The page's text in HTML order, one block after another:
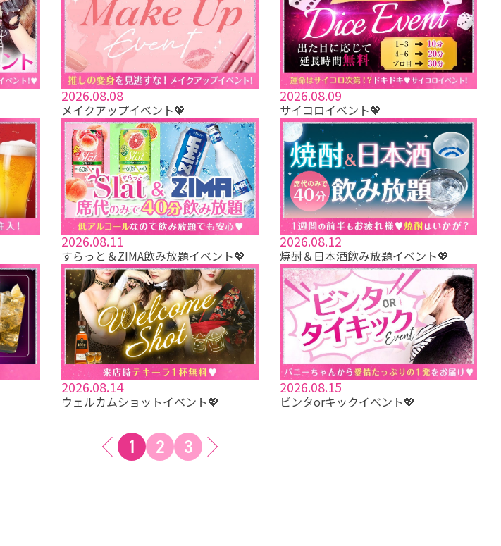
2026.08.08
メイクアップイベント💖
2026.08.09
サイコロイベント💖
2026.08.11
すらっと＆ZIMA飲み放題イベント💖
2026.08.12
焼酎＆日本酒飲み放題イベント💖
2026.08.14
ウェルカムショットイベント💖
2026.08.15
ビンタorキックイベント💖
1 2 3